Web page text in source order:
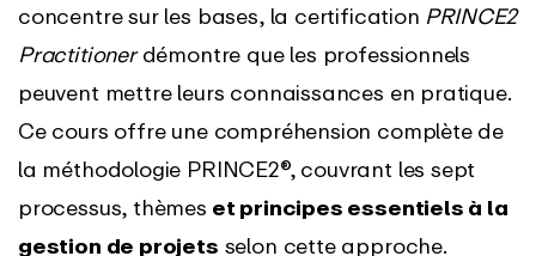
concentre sur les bases, la certification PRINCE2
Practitionerdémontre que les professionnels
peuvent mettre leurs connaissances en pratique.
Ce cours offre une compréhension complète de
la méthodologie PRINCE2®, couvrant les sept
processus, thèmes et principes essentiels à la
gestion de projets selon cette approche.